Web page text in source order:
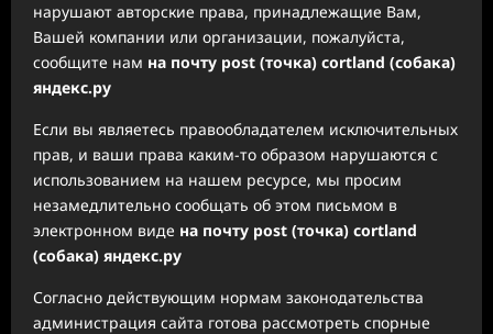
нарушают авторские права, принадлежащие Вам,
Вашей компании или организации, пожалуйста,
сообщите нам на почту post (точка) cortland (собака)
яндекс.ру
Если вы являетесь правообладателем исключительных
прав, и ваши права каким-то образом нарушаются с
использованием на нашем ресурсе, мы просим
незамедлительно сообщать об этом письмом в
электронном виде на почту post (точка) cortland
(собака) яндекс.ру
Согласно действующим нормам законодательства
администрация сайта готова рассмотреть спорные